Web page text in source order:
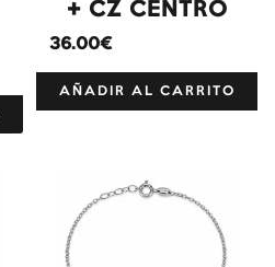
+ CZ CENTRO
36.00€
AÑADIR AL CARRITO